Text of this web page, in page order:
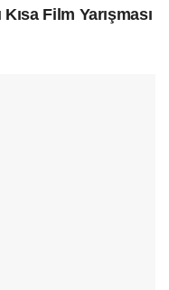
Film Yarışması